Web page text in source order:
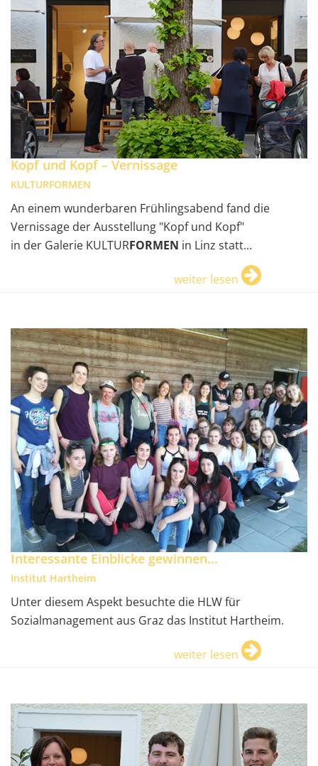
Kopf und Kopf – Vernissage
KULTURFORMEN
An einem wunderbaren Frühlingsabend fand die
Vernissage der Ausstellung "Kopf und Kopf"
in der Galerie KULTURFORMEN in Linz statt...
weiter lesen
Interessante Einblicke gewinnen...
Institut Hartheim
Unter diesem Aspekt besuchte die HLW für
Sozialmanagement aus Graz das Institut Hartheim.
weiter lesen